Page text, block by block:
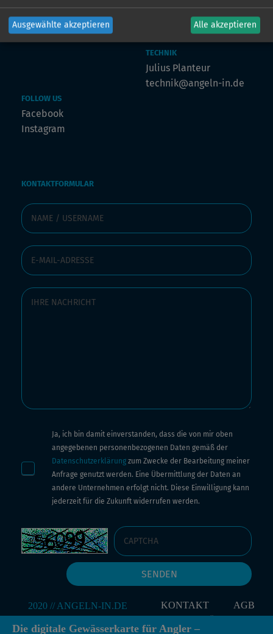
Die digitale Gewässerkarte für Angler –
Julian Preuß
julian@angeln-in.de
TECHNIK
Julius Planteur
technik@angeln-in.de
FOLLOW US
Facebook
Instagram
KONTAKTFORMULAR
Ja, ich bin damit einverstanden, dass die von mir oben
angegebenen personenbezogenen Daten gemäß der
Datenschutzerklärung zum Zwecke der Bearbeitung meiner
Anfrage genutzt werden. Eine Übermittlung der Daten an
andere Unternehmen erfolgt nicht. Diese Einwilligung kann
jederzeit für die Zukunft widerrufen werden.
KONTAKT
AGB
Ausgewählte akzeptieren Alle akzeptieren